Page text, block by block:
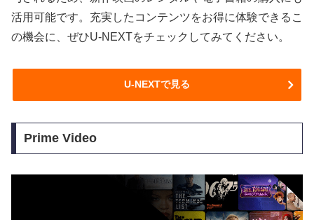
活用可能です。充実したコンテンツをお得に体験できるこ
の機会に、ぜひU-NEXTをチェックしてみてください。
U-NEXTで見る
Prime Video